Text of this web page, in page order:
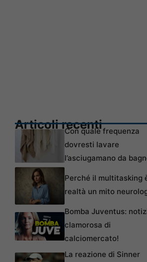
Articoli recentiCon quale frequenza
dovresti lavare
l’asciugamano da
Perché il multitasking
realtà un mito
Bomba Juventus:
clamorosa di
calciomercato!
La reazione di Sinner